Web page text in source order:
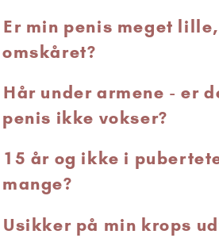
Er min penis meget
omskåret?
Hår under armene - er
penis ikke vokser?
15 år og ikke i
mange?
Usikker på min krops